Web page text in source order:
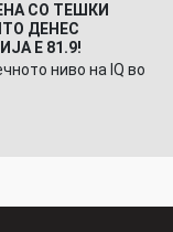
СО ТЕШКИ
ДЕНЕС
Е 81.9!
ниво на IQ во